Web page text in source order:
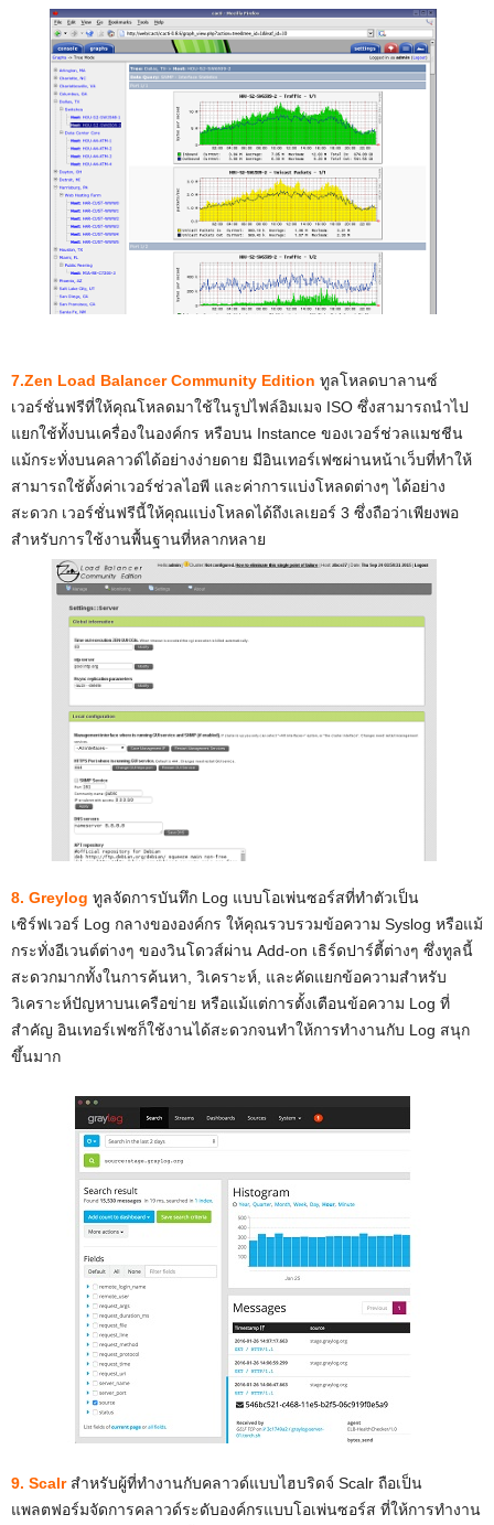
7.Zen Load Balancer Community Edition ทูลโหลดบาลานซ์
เวอร์ชั่นฟรีที่ให้คุณโหลดมาใช้ในรูปไฟล์อิมเมจ ISO ซึ่งสามารถนำไป
แยกใช้ทั้งบนเครื่องในองค์กร หรือบน Instance ของเวอร์ช่วลแมชชีน
แม้กระทั่งบนคลาวด์ได้อย่างง่ายดาย มีอินเทอร์เฟซผ่านหน้าเว็บที่ทำให้
สามารถใช้ตั้งค่าเวอร์ช่วลไอพี และค่าการแบ่งโหลดต่างๆ ได้อย่าง
สะดวก เวอร์ชั่นฟรีนี้ให้คุณแบ่งโหลดได้ถึงเลเยอร์ 3 ซึ่งถือว่าเพียงพอ
สำหรับการใช้งานพื้นฐานที่หลากหลาย
8. Greylog ทูลจัดการบันทึก Log แบบโอเพ่นซอร์สที่ทำตัวเป็น
เซิร์ฟเวอร์ Log กลางขององค์กร ให้คุณรวบรวมข้อความ Syslog หรือแม้
กระทั่งอีเวนต์ต่างๆ ของวินโดวส์ผ่าน Add-on เธิร์ดปาร์ตี้ต่างๆ ซึ่งทูลนี้
สะดวกมากทั้งในการค้นหา, วิเคราะห์, และคัดแยกข้อความสำหรับ
วิเคราะห์ปัญหาบนเครือข่าย หรือแม้แต่การตั้งเตือนข้อความ Log ที่
สำคัญ อินเทอร์เฟซก็ใช้งานได้สะดวกจนทำให้การทำงานกับ Log สนุก
ขึ้นมาก
9. Scalr สำหรับผู้ที่ทำงานกับคลาวด์แบบไฮบริดจ์ Scalr ถือเป็น
แพลตฟอร์มจัดการคลาวด์ระดับองค์กรแบบโอเพ่นซอร์ส ที่ให้การทำงาน